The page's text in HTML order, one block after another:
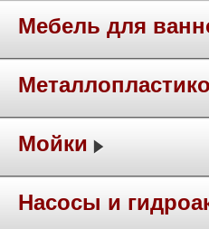
Мебель для
Мойки
Насосы и